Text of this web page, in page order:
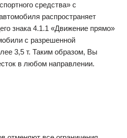
средства» с
распространяет
знака 4.1.1 «Движение прямо»
с разрешенной
3,5 т. Таким образом, Вы
в любом направлении.